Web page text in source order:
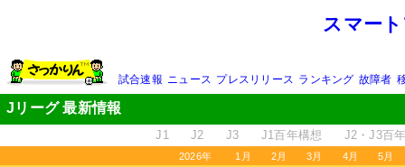
スマー
試合速報 ニュース プレスリリース ランキング 故障者
Jリーグ 最新情報
J1 J2 J3 J1百年構想 J2・J3百
2026年 1月 2月 3月 4月 5月